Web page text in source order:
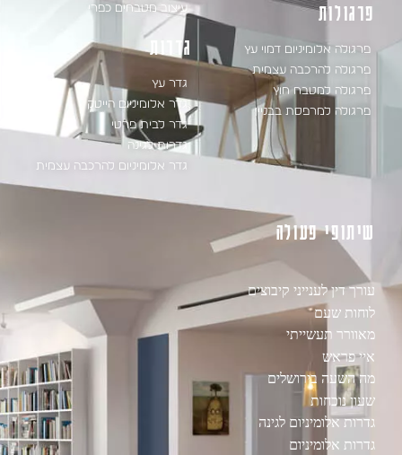
פרגולות
פרגולה אלומיניום דמוי עץ
פרגולה להרכבה עצמית
פרגולה למטבח חוץ
פרגולה למרפסת בבניין
עיצוב מטבחים כפרי
גדרות
גדר עץ
גדר אלומיניום הייטק
גדר לבית פרטי
גדרות לגינה
גדר אלומיניום להרכבה עצמית
שיתופי פעולה
עורך דין לענייני קיבוצים
לוחות שעם
מאוורר תעשייתי
איי פראש
מה השעה בירושלים
שעון נוכחות
גדרות אלומיניום לגינה
גדרות אלומיניום